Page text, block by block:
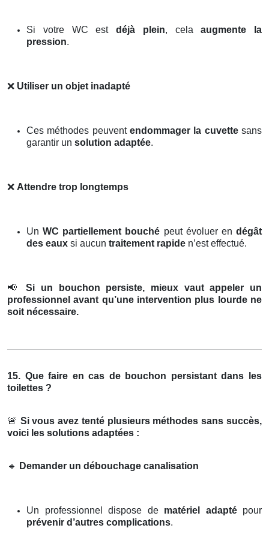
Si votre WC est déjà plein, celaaugmente la
pression.
❌ Utiliser un objet inadapté
Ces méthodes peuvent endommager la cuvettesans
garantir un solution adaptée.
❌ Attendre trop longtemps
UnWC partiellement bouché peut évoluer endégât
des eaux si aucun traitement rapide n’est effectué.
📢
Si un bouchon persiste, mieux vaut appeler un
professionnel avant qu’une intervention plus lourde ne
soit nécessaire.
15. Que faire en cas de bouchon persistant dans les
toilettes ?
🚨 Si vous avez tenté plusieurs méthodes sans succès,
voici les solutions adaptées :
🔹 Demander un débouchage canalisation
Un professionnel dispose de matériel adaptépour
prévenir d’autres complications.